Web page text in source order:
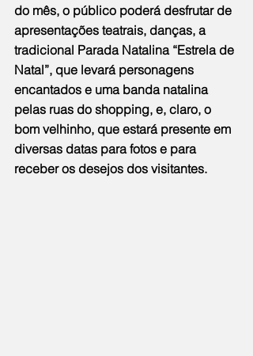
do mês, o público poderá desfrutar de
apresentações teatrais, danças, a
tradicional Parada Natalina “Estrela de
Natal”, que levará personagens
encantados e uma banda natalina
pelas ruas do shopping, e, claro, o
bom velhinho, que estará presente em
diversas datas para fotos e para
receber os desejos dos visitantes.